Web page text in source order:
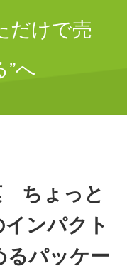
だけで売
”へ
ちょっと
ンパクト
るパッケー